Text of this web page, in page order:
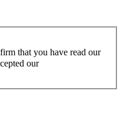
that you have read our
our